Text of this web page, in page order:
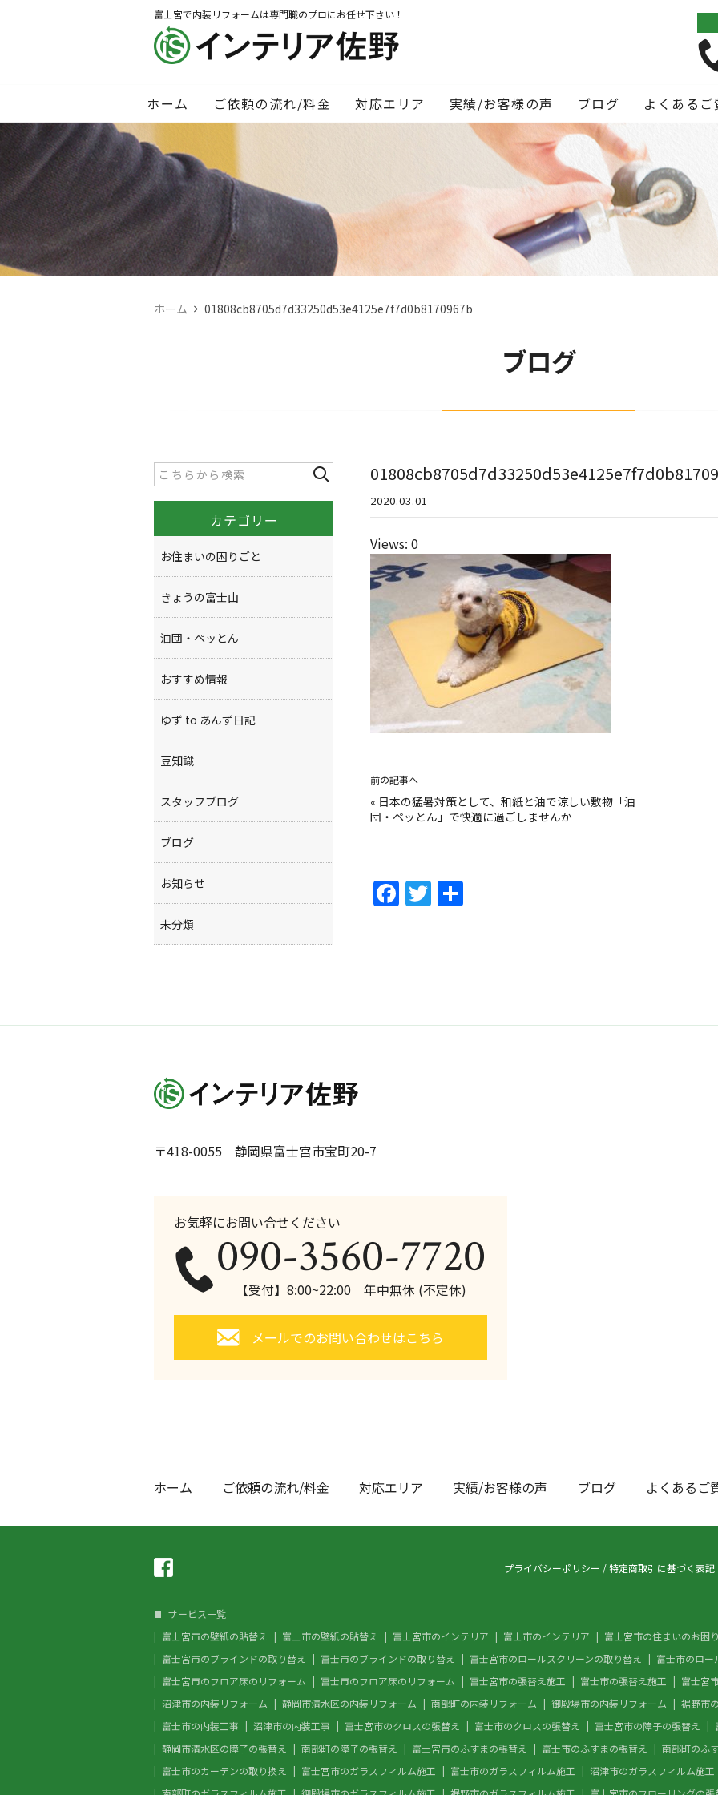
富士宮で内装リフォームは専門職のプロにお任せ下さい！
ホーム ご依頼の流れ/料金 対応エリア 実績/お客様の声 ブログ よくあるご
ホーム 01808cb8705d7d33250d53e4125e7f7d0b8170967b
ブログ
2020.03.01
Views: 0
前の記事へ
« 日本の猛暑対策として、和紙と油で涼しい敷物「油
団・ペッとん」で快適に過ごしませんか
F
o
T
カテゴリー
お住まいの困りごと
きょうの富士山
油団・ペッとん
おすすめ情報
ゆず to あんず日記
豆知識
スタッフブログ
ブログ
お知らせ
未分類
〒418-0055 静岡県富士宮市宝町20-7
お気軽にお問い合せください
090-3560-7720
【受付】8:00~22:00 年中無休 (不定休)
メールでのお問い合わせはこちら
ホーム ご依頼の流れ/料金 対応エリア 実績/お客様の声 ブログ よくあるご
プライバシーポリシー /特定商取引に基づく表記
サービス一覧
富士宮市の壁紙の貼替え
富士市の壁紙の貼替え 富士宮市のインテリア 富士市のインテリア
富士宮市の住まいのお困
富士宮市のブラインドの取り替え
富士市のブラインドの取り替え 富士宮市のロールスクリーンの取り替え
富士市のロー
富士宮市のフロア床のリフォーム
富士市のフロア床のリフォーム 富士宮市の張替え施工 富士市の張替え施工
富士宮
沼津市の内装リフォーム
静岡市清水区の内装リフォーム 南部町の内装リフォーム 御殿場市の内装リフォーム
裾野市
富士市の内装工事
沼津市の内装工事 富士宮市のクロスの張替え 富士市のクロスの張替え 富士宮市の障子の張替え
静岡市清水区の障子の張替え
南部町の障子の張替え 富士宮市のふすまの張替え 富士市のふすまの張替え
南部町のふ
富士市のカーテンの取り換え
富士宮市のガラスフィルム施工 富士市のガラスフィルム施工
沼津市のガラスフィルム施工